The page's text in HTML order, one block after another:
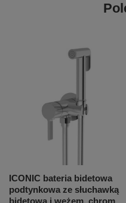
ICONIC bateria bidetowa
podtynkowa ze słuchawką
bidetową i wężem, chrom